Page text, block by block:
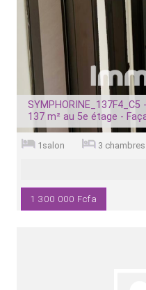
137 m² au 5e étage -
1salon 3 chambres
1 300 000 Fcfa